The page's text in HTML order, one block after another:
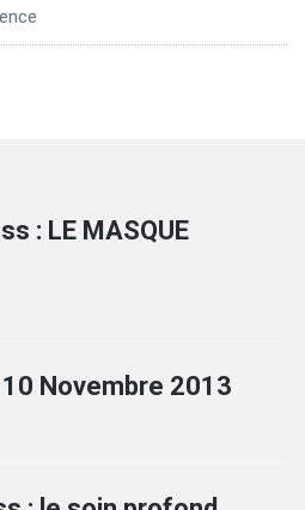
: LE MASQUE
Novembre 2013